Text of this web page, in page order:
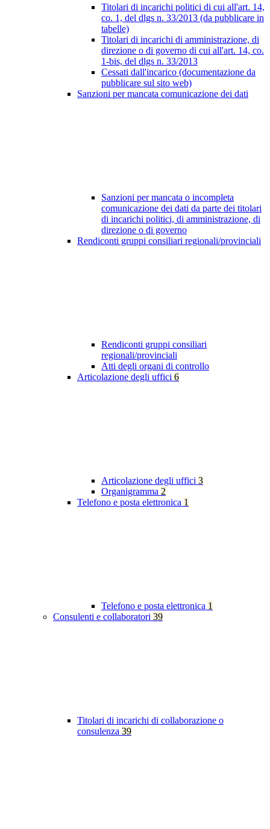
Titolari di incarichi politici di cui all'art. 14,
co. 1, del dlgs n. 33/2013 (da pubblicare in
tabelle)
Titolari di incarichi di amministrazione, di
direzione o di governo di cui all'art. 14, co.
1-bis, del dlgs n. 33/2013
Cessati dall'incarico (documentazione da
pubblicare sul sito web)
Sanzioni per mancata comunicazione dei dati
Sanzioni per mancata o incompleta
comunicazione dei dati da parte dei titolari
di incarichi politici, di amministrazione, di
direzione o di governo
Rendiconti gruppi consiliari regionali/provinciali
Rendiconti gruppi consiliari
regionali/provinciali
Atti degli organi di controllo
Articolazione degli uffici 6
Articolazione degli uffici 3
Organigramma 2
Telefono e posta elettronica 1
Telefono e posta elettronica 1
Consulenti e collaboratori 39
Titolari di incarichi di collaborazione o
consulenza 39